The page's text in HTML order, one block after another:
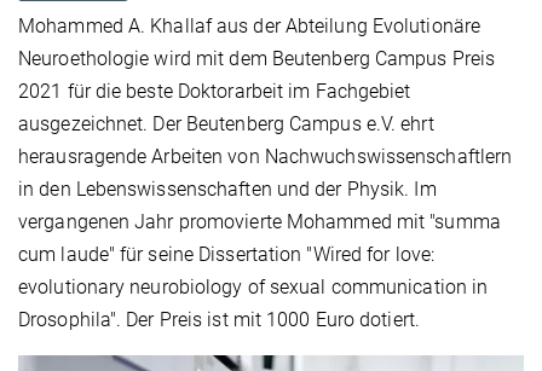
Mohammed A. Khallaf aus der Abteilung Evolutionäre
Neuroethologie wird mit dem Beutenberg Campus Preis
2021 für die beste Doktorarbeit im Fachgebiet
ausgezeichnet. Der Beutenberg Campus e.V. ehrt
herausragende Arbeiten von Nachwuchswissenschaftlern
in den Lebenswissenschaften und der Physik. Im
vergangenen Jahr promovierte Mohammed mit "summa
cum laude" für seine Dissertation "Wired for love:
evolutionary neurobiology of sexual communication in
Drosophila". Der Preis ist mit 1000 Euro dotiert.